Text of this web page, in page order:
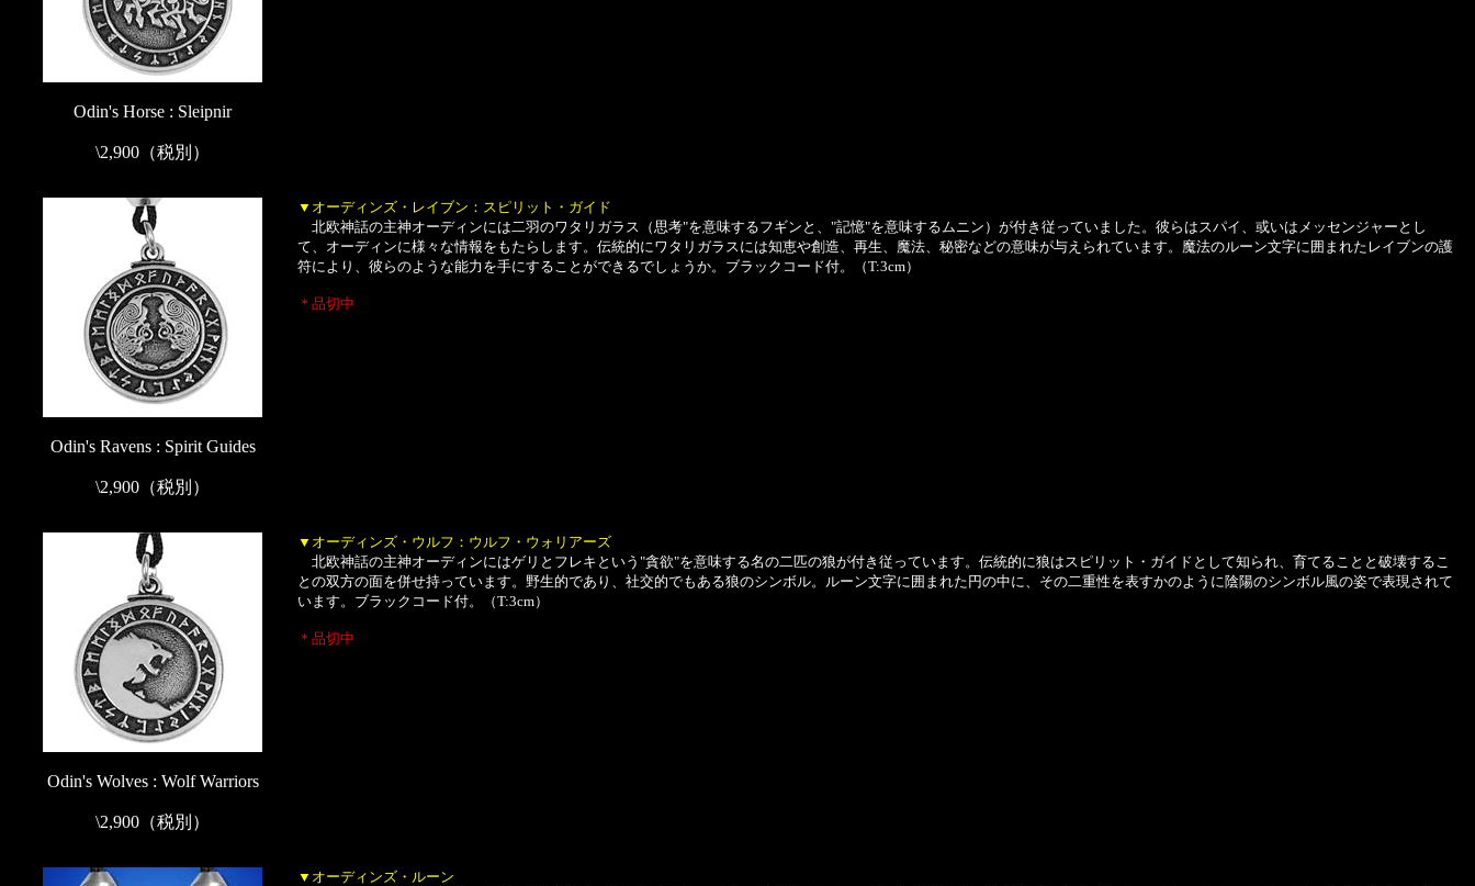
Odin's Horse : Sleipnir
\2,900（税別）
Odin's Ravens : Spirit Guides
\2,900（税別）
▼オーディンズ・レイブン：スピリット・ガイド
北欧神話の主神オーディンには二羽のワタリガラス（思考"を意味するフギンと、"記憶"を意味するムニン）が付き従っていました。彼らはスパイ、或いはメッセンジャーとし
て、オーディンに様々な情報をもたらします。伝統的にワタリガラスには知恵や創造、再生、魔法、秘密などの意味が与えられています。魔法のルーン文字に囲まれたレイブンの護
符により、彼らのような能力を手にすることができるでしょうか。ブラックコード付。（T:3cm）
＊品切中
Odin's Wolves : Wolf Warriors
\2,900（税別）
▼オーディンズ・ウルフ：ウルフ・ウォリアーズ
北欧神話の主神オーディンにはゲリとフレキという"貪欲"を意味する名の二匹の狼が付き従っています。伝統的に狼はスピリット・ガイドとして知られ、育てることと破壊するこ
との双方の面を併せ持っています。野生的であり、社交的でもある狼のシンボル。ルーン文字に囲まれた円の中に、その二重性を表すかのように陰陽のシンボル風の姿で表現されて
います。ブラックコード付。（T:3cm）
＊品切中
▼オーディンズ・ルーン